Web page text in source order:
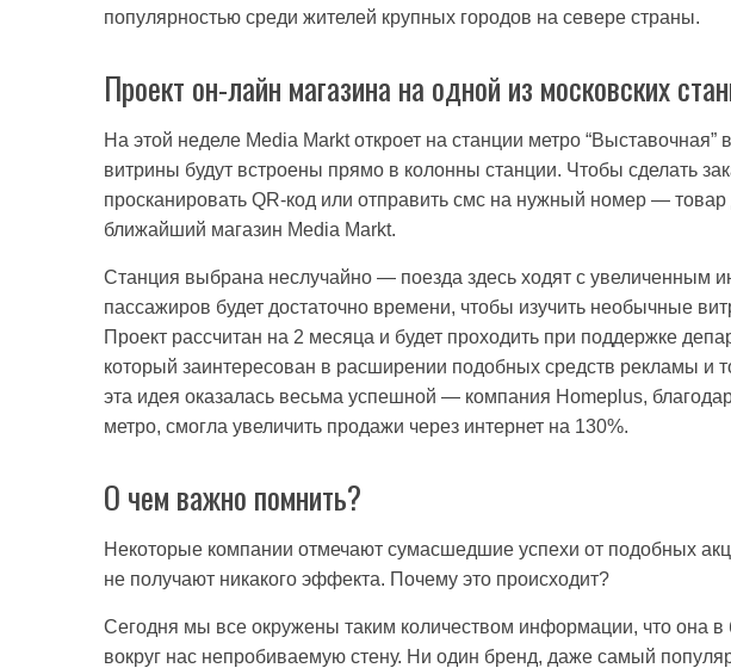
популярностью среди жителей крупных городов на севере страны.
Проект он-лайн магазина на одной из московских
На этой неделе Media Markt откроет на станции метро
витрины будут встроены прямо в колонны станции. Чтобы сделать
просканировать QR-код или отправить смс на нужный номер — товар
ближайший магазин Media Markt.
Станция выбрана неслучайно — поезда здесь ходят с увеличенным
пассажиров будет достаточно времени, чтобы изучить необычные
Проект рассчитан на 2 месяца и будет проходить при поддержке
который заинтересован в расширении подобных средств рекламы и
эта идея оказалась весьма успешной — компания Homeplus,
метро, смогла увеличить продажи через интернет на 130%.
О чем важно помнить?
Некоторые компании отмечают сумасшедшие успехи от подобных
не получают никакого эффекта. Почему это происходит?
Сегодня мы все окружены таким количеством информации, что она в
вокруг нас непробиваемую стену. Ни один бренд, даже самый